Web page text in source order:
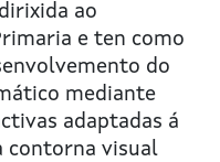
ao
e ten como
do
mediante
adaptadas á
contorna visual